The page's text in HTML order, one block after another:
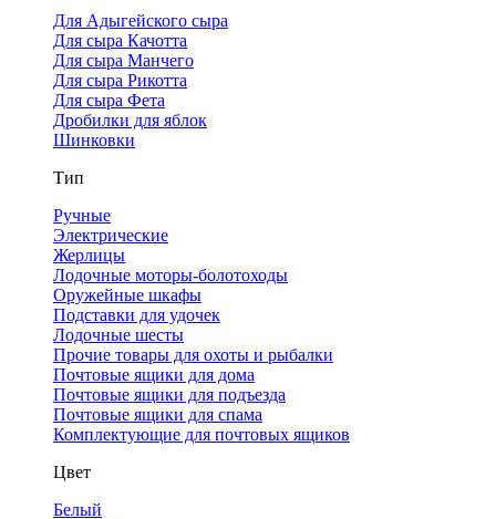
Для Адыгейского сыра
Для сыра Качотта
Для сыра Манчего
Для сыра Рикотта
Для сыра Фета
Дробилки для яблок
Шинковки
Тип
Ручные
Электрические
Жерлицы
Лодочные моторы-болотоходы
Оружейные шкафы
Подставки для удочек
Лодочные шесты
Прочие товары для охоты и рыбалки
Почтовые ящики для дома
Почтовые ящики для подъезда
Почтовые ящики для спама
Комплектующие для почтовых ящиков
Цвет
Белый